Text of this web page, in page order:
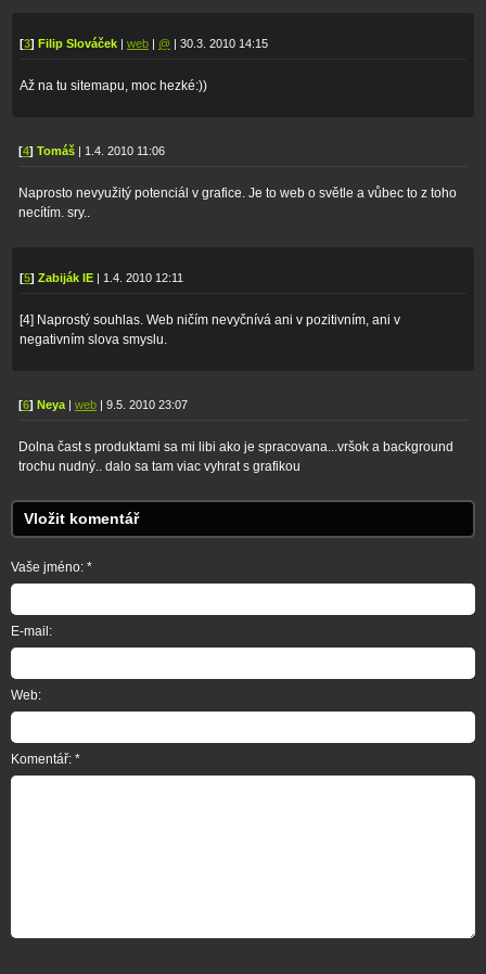
[3] Filip Slováček | web | @ | 30.3. 2010 14:15
Až na tu sitemapu, moc hezké:))
[4] Tomáš | 1.4. 2010 11:06
Naprosto nevyužitý potenciál v grafice. Je to web o světle a vůbec to z toho
necítím. sry..
[5] Zabiják IE | 1.4. 2010 12:11
[4] Naprostý souhlas. Web ničím nevyčnívá ani v pozitivním, ani v
negativním slova smyslu.
[6] Neya | web | 9.5. 2010 23:07
Dolna čast s produktami sa mi libi ako je spracovana...vršok a background
trochu nudný.. dalo sa tam viac vyhrat s grafikou
Vložit komentář
Vaše jméno: *
E-mail:
Web:
Komentář: *